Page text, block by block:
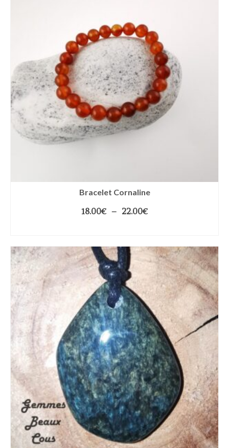
Bracelet Cornaline
18.00€ – 22.00€